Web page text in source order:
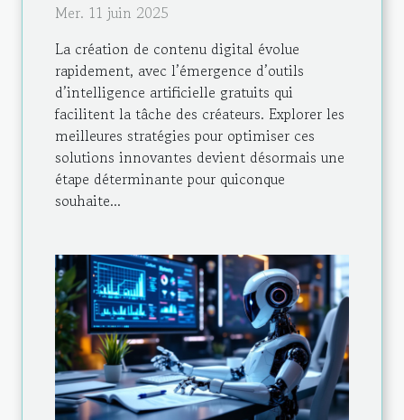
Mer. 11 juin 2025
La création de contenu digital évolue
rapidement, avec l’émergence d’outils
d’intelligence artificielle gratuits qui
facilitent la tâche des créateurs. Explorer les
meilleures stratégies pour optimiser ces
solutions innovantes devient désormais une
étape déterminante pour quiconque
souhaite...